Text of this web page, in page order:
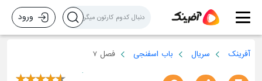
ورود
آفرینک سریال باب اسفنجی فصل 7